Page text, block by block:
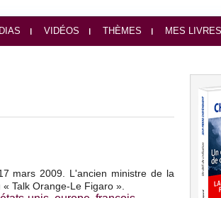
VIDÉOS THÈMES MES LIVRES
mars 2009. L'ancien ministre de la
Talk Orange-Le Figaro ».